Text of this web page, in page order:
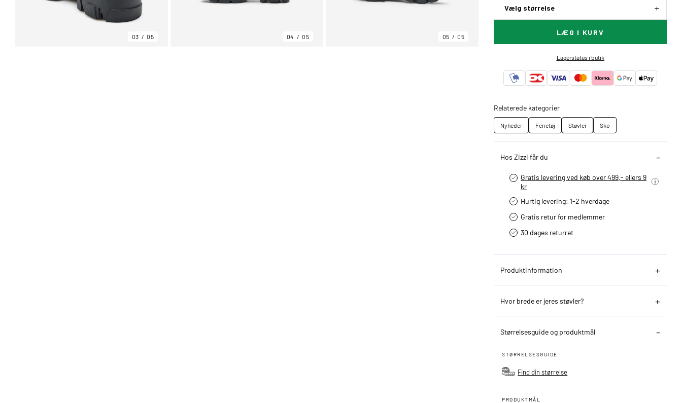
03 05 04 05 05 05
Vælg størrelse
LÆG I KURV
Lagerstatus i butik
Relaterede kategorier
Nyheder Ferietøj Støvler Sko
Hos Zizzi får du
Gratis levering ved køb over 499,- ellers 9
kr
Hurtig levering­: 1-2 hverdage
Gratis retur for medlemmer
30 dages returret
Produktinformation
Hvor brede er jeres støvler?
Størrelsesguide og produktmål
STØRRELSESGUIDE
Find din størrelse
PRODUKTMÅL